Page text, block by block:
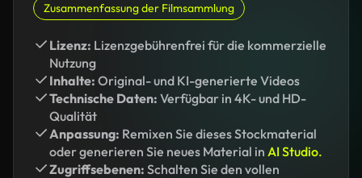
Zusammenfassung der Filmsammlung
Lizenz: Lizenzgebührenfrei für die kommerzielle
Nutzung
Inhalte: Original- und KI-generierte Videos
Technische Daten: Verfügbar in 4K- und HD-
Qualität
Anpassung: Remixen Sie dieses Stockmaterial
oder generieren Sie neues Material in AI Studio.
Zugriffsebenen: Schalten Sie den vollen